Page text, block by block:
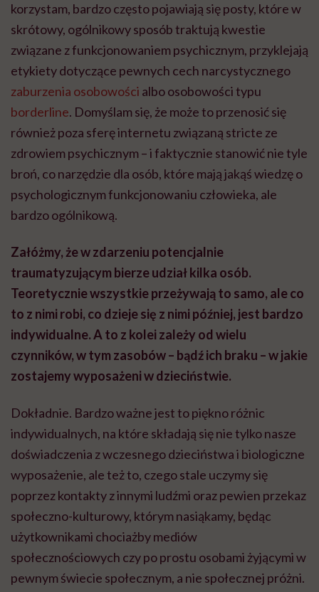
korzystam, bardzo często pojawiają się posty, które w
skrótowy, ogólnikowy sposób traktują kwestie
związane z funkcjonowaniem psychicznym, przyklejają
etykiety dotyczące pewnych cech narcystycznego
zaburzenia osobowości albo osobowości typu
borderline. Domyślam się, że może to przenosić się
również poza sferę internetu związaną stricte ze
zdrowiem psychicznym – i faktycznie stanowić nie tyle
broń, co narzędzie dla osób, które mają jakąś wiedzę o
psychologicznym funkcjonowaniu człowieka, ale
bardzo ogólnikową.
Załóżmy, że w zdarzeniu potencjalnie
traumatyzującym bierze udział kilka osób.
Teoretycznie wszystkie przeżywają to samo, ale co
to z nimi robi, co dzieje się z nimi później, jest bardzo
indywidualne. A to z kolei zależy od wielu
czynników, w tym zasobów – bądź ich braku – w jakie
zostajemy wyposażeni w dzieciństwie.
Dokładnie. Bardzo ważne jest to piękno różnic
indywidualnych, na które składają się nie tylko nasze
doświadczenia z wczesnego dzieciństwa i biologiczne
wyposażenie, ale też to, czego stale uczymy się
poprzez kontakty z innymi ludźmi oraz pewien przekaz
społeczno-kulturowy, którym nasiąkamy, będąc
użytkownikami chociażby mediów
społecznościowych czy po prostu osobami żyjącymi w
pewnym świecie społecznym, a nie społecznej próżni.